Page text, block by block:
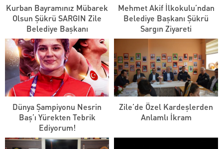
Kurban Bayramınız Mübarek
Olsun Şükrü SARGIN Zile
Belediye Başkanı
Mehmet Akif İlkokulu’ndan
Belediye Başkanı Şükrü
Sargın Ziyareti
Dünya Şampiyonu Nesrin
Baş’ı Yürekten Tebrik
Ediyorum!
Zile’de Özel Kardeşlerden
Anlamlı İkram